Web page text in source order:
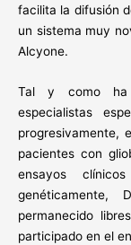
facilita la difusión
un sistema muy
Alcyone.
Tal y como ha
especialistas
progresivamente,
pacientes con
ensayos
genéticamente,
permanecido
participado en el